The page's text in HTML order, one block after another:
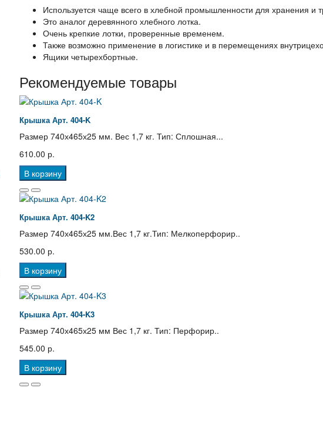
Используется чаще всего в хлебной промышленности для хранения и
Это аналог деревянного хлебного лотка.
Очень крепкие лотки, проверенные временем.
Также возможно применение в логистике и в перемещениях
Ящики четырехбортные.
Рекомендуемые товары
Крышка Арт. 404-K
Размер 740х465х25 мм. Вес 1,7 кг. Тип: Сплошная...
610.00 р.
В корзину
Крышка Арт. 404-K2
Размер 740х465х25 мм.Вес 1,7 кг.Тип: Мелкоперфорир..
530.00 р.
В корзину
Крышка Арт. 404-K3
Размер 740х465х25 мм Вес 1,7 кг. Тип: Перфорир..
545.00 р.
В корзину